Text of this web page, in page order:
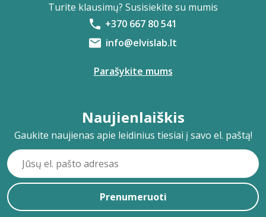
Turite klausimų? Susisiekite su mumis
+370 667 80 541
info@elvislab.lt
Parašykite mums
Naujienlaiškis
Gaukite naujienas apie leidinius tiesiai į savo el. paštą!
Prenumeruoti